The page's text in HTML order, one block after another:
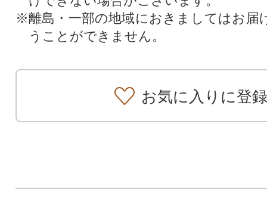
※離島・一部の地域におきましてはお届
うことができません。
お気に入りに登録